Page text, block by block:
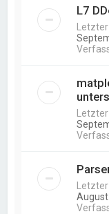
L7
August